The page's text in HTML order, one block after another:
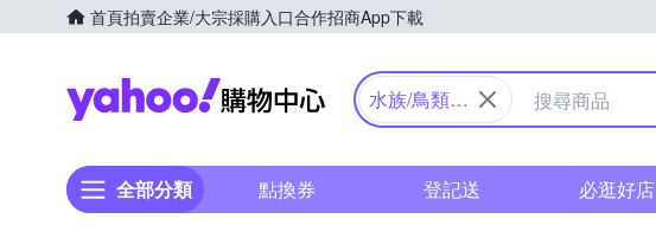
首頁拍賣企業/大宗採購入口合作招商App下載
Yahoo購物中心
水族/鳥類/
全部分類 點換券 登記送 必逛好店